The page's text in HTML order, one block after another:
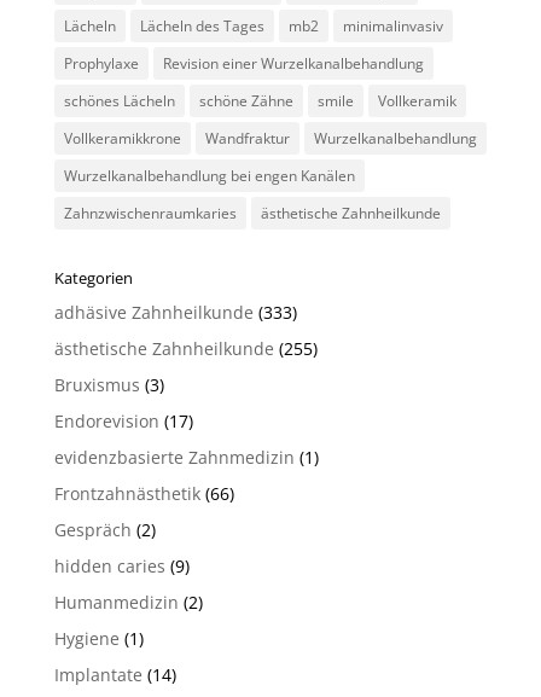
Lächeln
Lächeln des Tages mb2
minimalinvasiv
Prophylaxe
Revision einer Wurzelkanalbehandlung
schönes Lächeln
schöne Zähne smile
Vollkeramik
Vollkeramikkrone
Wandfraktur
Wurzelkanalbehandlung
Wurzelkanalbehandlung bei engen Kanälen
Zahnzwischenraumkaries
ästhetische Zahnheilkunde
Kategorien
adhäsive Zahnheilkunde (333)
ästhetische Zahnheilkunde (255)
Bruxismus (3)
Endorevision (17)
evidenzbasierte Zahnmedizin (1)
Frontzahnästhetik(66)
Gespräch (2)
hidden caries (9)
Humanmedizin (2)
Hygiene (1)
Implantate (14)